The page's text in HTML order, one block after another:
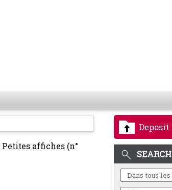
Deposit
SEARCH
Petites affiches (n°